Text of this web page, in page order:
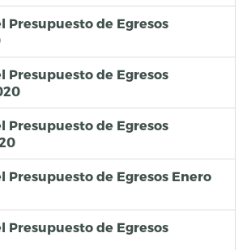
Presupuesto de Egresos
Presupuesto de Egresos
Presupuesto de Egresos
Presupuesto de Egresos Enero
Presupuesto de Egresos